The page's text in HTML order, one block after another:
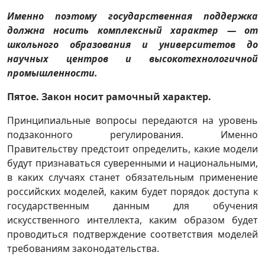
Именно поэтому государственная поддержка
должна носить комплексный характер — от
школьного образования и университетов до
научных центров и высокотехнологичной
промышленности.
Пятое. Закон носит рамочный характер.
Принципиальные вопросы передаются на уровень
подзаконного регулирования. Именно
Правительству предстоит определить, какие модели
будут признаваться суверенными и национальными,
в каких случаях станет обязательным применение
российских моделей, каким будет порядок доступа к
государственным данным для обучения
искусственного интеллекта, каким образом будет
проводиться подтверждение соответствия моделей
требованиям законодательства.